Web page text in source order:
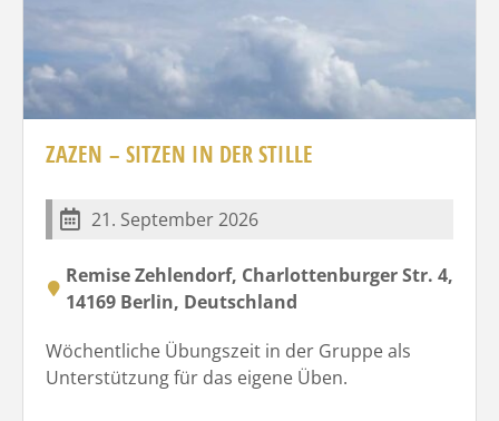
ZAZEN – SITZEN IN DER STILLE
21. September 2026
Remise Zehlendorf, Charlottenburger Str. 4,
14169 Berlin, Deutschland
Wöchentliche Übungszeit in der Gruppe als
Unterstützung für das eigene Üben.